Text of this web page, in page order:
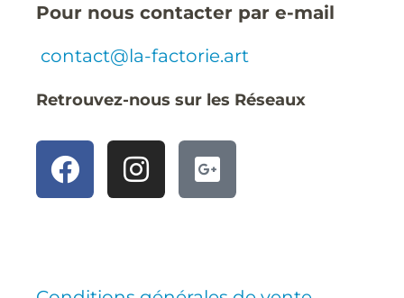
Pour nous contacter par e-mail
contact@la-factorie.art
Retrouvez-nous sur les Réseaux